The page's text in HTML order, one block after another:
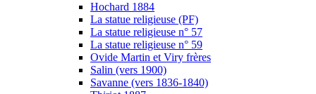
Hochard 1884
La statue religieuse (PF)
La statue religieuse n° 57
La statue religieuse n° 59
Ovide Martin et Viry frères
Salin (vers 1900)
Savanne (vers 1836-1840)